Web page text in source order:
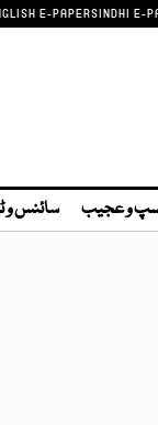
E-PAPERSINDHI E-
و عجیب سائنس و